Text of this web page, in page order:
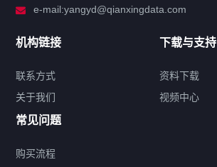
联系方式
e-mail:yangyd@qianxingdata.com
机构链接
联系方式
关于我们
下载与支持
资料下载
视频中心
常见问题
购买流程